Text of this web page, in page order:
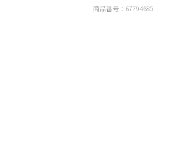
商品番号： 67794685